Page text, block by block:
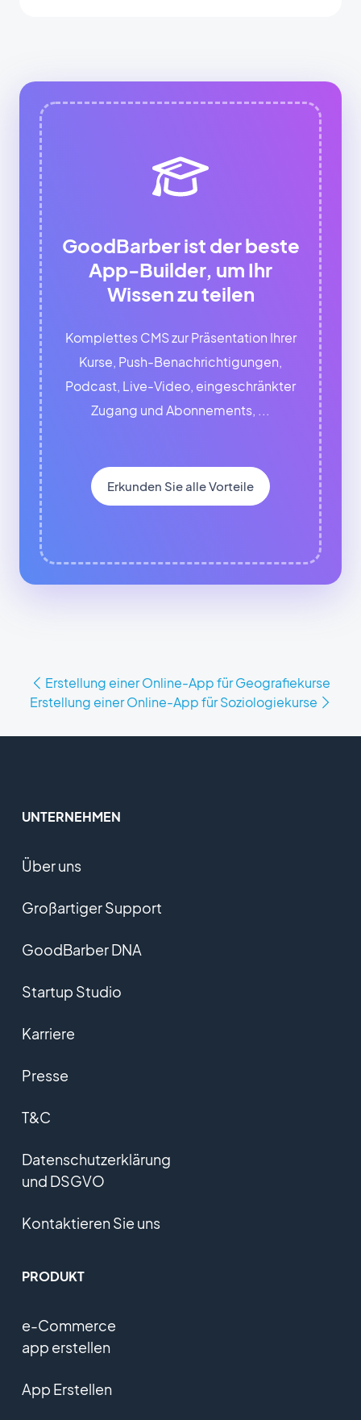
GoodBarber ist der beste
App-Builder, um Ihr
Wissen zu teilen
Komplettes CMS zur Präsentation Ihrer
Kurse, Push-Benachrichtigungen,
Podcast, Live-Video, eingeschränkter
Zugang und Abonnements, ...
Erkunden Sie alle Vorteile
Erstellung einer Online-App für Geografiekurse
Erstellung einer Online-App für Soziologiekurse
UNTERNEHMEN
Über uns
Großartiger Support
GoodBarber DNA
Startup Studio
Karriere
Presse
T&C
Datenschutzerklärung
und DSGVO
Kontaktieren Sie uns
PRODUKT
e-Commerce
app erstellen
App Erstellen